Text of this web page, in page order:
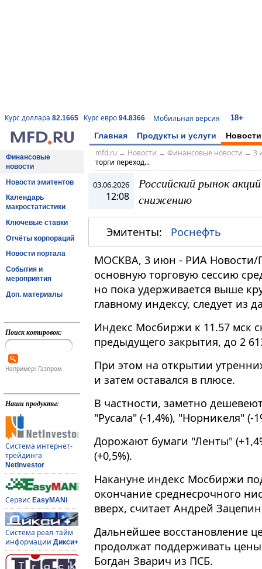
Курс доллара 82.1665 Курс евро 94.8366 Мобильная версия 18+
Главная Продукты и услуги Новости
Финансовые
новости
Новости эмитентов
Календарь
макростатистики
Ключевые ставки
Отчёты корпораций
Новости портала
События и
мероприятия
Доп. материалы
Поиск котировок:
Например: Газпром
Наши продукты:
Система интернет-
трейдинга
NetInvestor
Сервис EasyMANi
Система реал-тайм
информации Дикси+
mfd.ru→ Новости → Финансовые новости → 3
торги переход...
03.06.2026
12:08
Российский рынок
снижению
Эмитенты: Роснефть
МОСКВА, 3 июн - РИА Новости/
основную торговую сессию
но пока удерживается выше
главному индексу, следует из
Индекс Мосбиржи к 11​​​.57 мск
предыдущего закрытия, до 2
При этом на открытии
и затем оставался в плюсе.
В частности, заметно
"Русала" (-1,4%), "Норникеля" (-
Дорожают бумаги "Ленты"
(+0,5%).
Накануне индекс Мосбиржи
окончание среднесрочного
вверх, считает Андрей
Дальнейшее восстановление
продолжат поддерживать
Богдан Зварич из ПСБ.